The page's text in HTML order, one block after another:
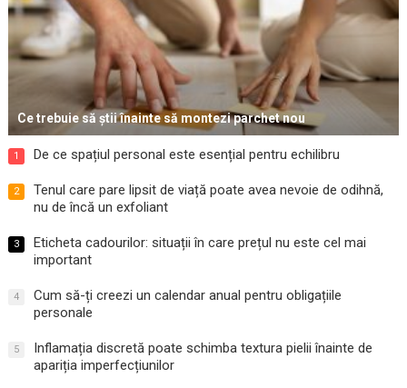
Ce trebuie să știi înainte să montezi parchet nou
1 De ce spațiul personal este esențial pentru echilibru
2
Tenul care pare lipsit de viață poate avea nevoie de odihnă,
nu de încă un exfoliant
3
Eticheta cadourilor: situații în care prețul nu este cel mai
important
4
Cum să-ți creezi un calendar anual pentru obligațiile
personale
5
Inflamația discretă poate schimba textura pielii înainte de
apariția imperfecțiunilor